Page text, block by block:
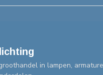
in lampen,